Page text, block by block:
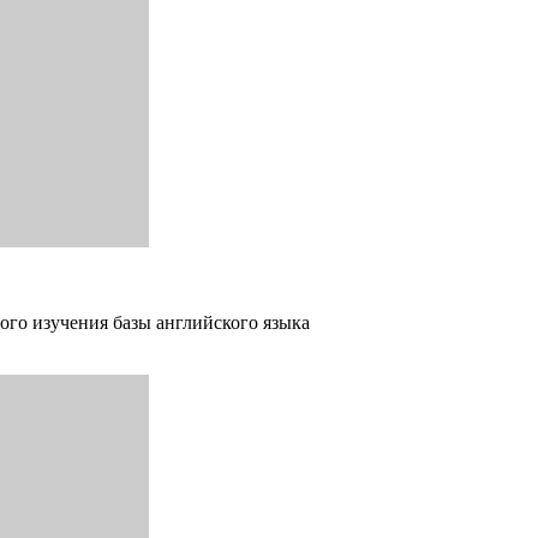
изучения базы английского языка